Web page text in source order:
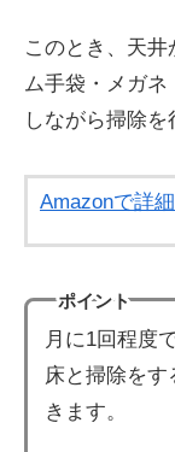
このとき、天
ム手袋・メガ
しながら掃除を
Amazonで詳
ポイント
月に1回程度
床と掃除を
きます。